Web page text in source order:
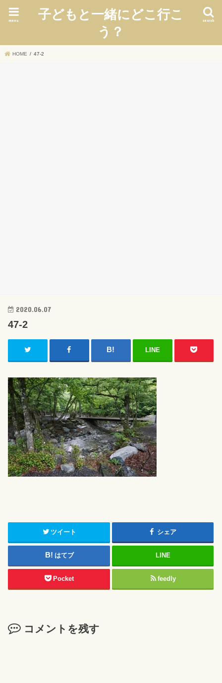
子どもと一緒にどこ行こ
う？
search
menu
HOME 47-2
2020.06.07
47-2
LINE
ツイート シェア
はてブ LINE
Pocket feedly
コメントを残す